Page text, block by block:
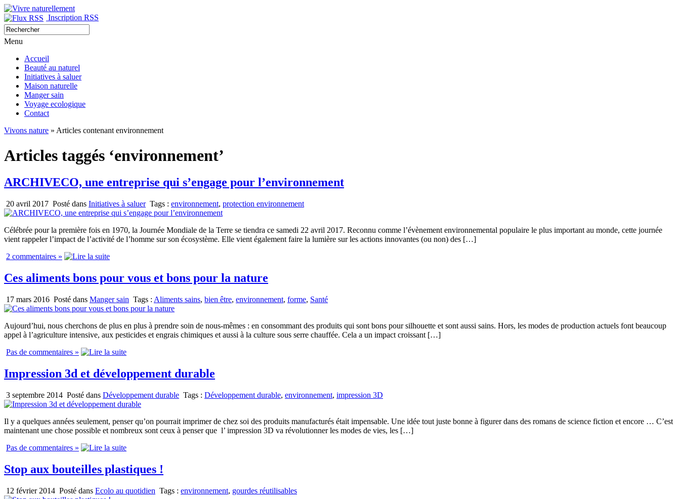
Inscription RSS
Menu
Accueil
Beauté au naturel
Initiatives à saluer
Maison naturelle
Manger sain
Voyage ecologique
Contact
Vivons nature » Articles contenant environnement
Articles taggés ‘environnement’
ARCHIVECO, une entreprise qui s’engage pour l’environnement
20 avril 2017 Posté dans Initiatives à saluer Tags : environnement, protection environnement
Célébrée pour la première fois en 1970, la Journée Mondiale de la Terre se tiendra ce samedi 22 avril 2017. Reconnu comme l’évènement environnemental populaire le plus important au monde, cette journée
vient rappeler l’impact de l’activité de l’homme sur son écosystème. Elle vient également faire la lumière sur les actions innovantes (ou non) des […]
2 commentaires »
Ces aliments bons pour vous et bons pour la nature
17 mars 2016 Posté dans Manger sain Tags : Aliments sains, bien être, environnement, forme, Santé
Aujourd’hui, nous cherchons de plus en plus à prendre soin de nous-mêmes : en consommant des produits qui sont bons pour silhouette et sont aussi sains. Hors, les modes de production actuels font beaucoup
appel à l’agriculture intensive, aux pesticides et engrais chimiques et aussi à la culture sous serre chauffée. Cela a un impact croissant […]
Pas de commentaires »
Impression 3d et développement durable
3 septembre 2014 Posté dans Développement durable Tags : Développement durable, environnement, impression 3D
Il y a quelques années seulement, penser qu’on pourrait imprimer de chez soi des produits manufacturés était impensable. Une idée tout juste bonne à figurer dans des romans de science fiction et encore … C’est
maintenant une chose possible et nombreux sont ceux à penser que l’ impression 3D va révolutionner les modes de vies, les […]
Pas de commentaires »
Stop aux bouteilles plastiques !
12 février 2014 Posté dans Ecolo au quotidien Tags : environnement, gourdes réutilisables